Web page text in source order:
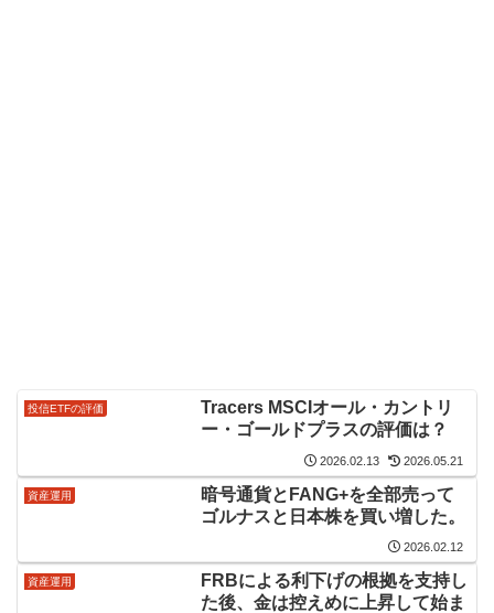
投信ETFの評価
Tracers MSCIオール・カントリ
ー・ゴールドプラスの評価は？
2026.02.13 2026.05.21
資産運用
暗号通貨とFANG+を全部売って
ゴルナスと日本株を買い増した。
2026.02.12
資産運用
FRBによる利下げの根拠を支持し
た後、金は控えめに上昇して始ま